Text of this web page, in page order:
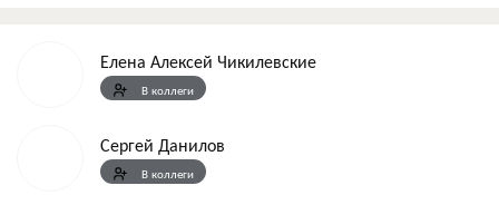
Елена Алексей Чикилевские
В коллеги
Сергей Данилов
В коллеги